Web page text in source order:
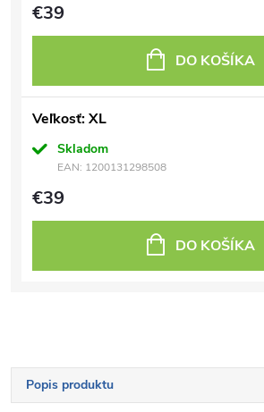
€39
DO KOŠÍKA
Veľkosť: XL
Skladom
EAN: 1200131298508
€39
DO KOŠÍKA
Popis produktu